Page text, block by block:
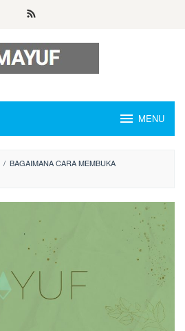
MENU
/ BAGAIMANA CARA MEMBUKA